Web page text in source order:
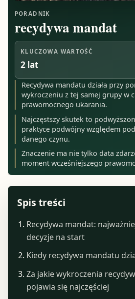
PORADNIK
recydywa mandat
KLUCZOWA WARTOŚĆ
2 lat
Recydywa mandatu działa przy
wykroczeniu z tej samej grupy w
prawomocnego ukarania.
Najczęstszy skutek to
praktyce podwójny względem
danego czynu.
Znaczenie ma nie tylko data
moment wcześniejszego
Spis treści
Recydywa mandat:
decyzje na start
Kiedy recydywa mandatu
Za jakie wykroczenia
pojawia się najczęściej